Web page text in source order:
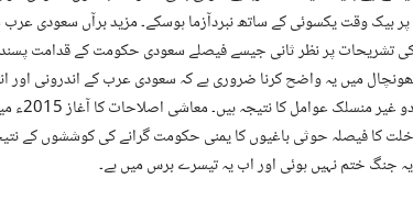
بیک وقت یکسوئی کے ساتھ نبردآزما ہوسکے۔ مزید برآں سعودی
کی تشریحات پر نظر ثانی جیسے فیصلے سعودی حکومت کے قدامت
میں یہ واضح کرنا ضروری ہے کہ سعودی عرب کے اندرونی اور
واقعات
کا فیصلہ حوثی باغیوں کا یمنی حکومت گرانے کی کوششوں کے
جنگ ختم نہیں ہوئی اور اب یہ تیسرے برس میں ہے۔